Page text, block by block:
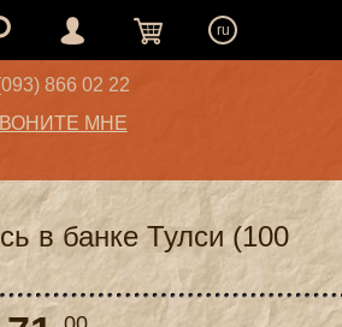
ru
866 02 22
МНЕ
в банке Тулси (100